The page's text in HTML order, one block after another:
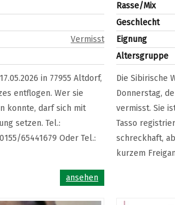
Vermisst
in 77955 Altdorf,
entflogen. Wer sie
konnte, darf sich mit
setzen. Tel.:
65441679 Oder Tel.:
ansehen
Rasse/Mix
Geschlecht
Eignung
Altersgruppe
Die Sibirische
Donnerstag,
vermisst. Sie
Tasso
schreckhaft,
kurzem